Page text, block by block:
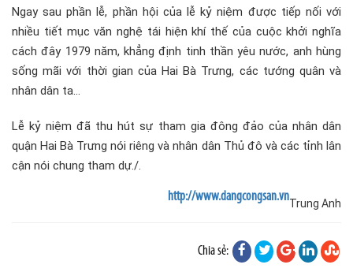
Ngay sau phần lễ, phần hội của lễ kỷ niệm được tiếp nối với
nhiều tiết mục văn nghệ tái hiện khí thế của cuộc khởi nghĩa
cách đây 1979 năm, khẳng định tinh thần yêu nước, anh hùng
sống mãi với thời gian của Hai Bà Trưng, các tướng quân và
nhân dân ta...
Lễ kỷ niệm đã thu hút sự tham gia đông đảo của nhân dân
quận Hai Bà Trưng nói riêng và nhân dân Thủ đô và các tỉnh lân
cận nói chung tham dự./.
Trung Anh
http://www.dangcongsan.vn
Chia sẻ: